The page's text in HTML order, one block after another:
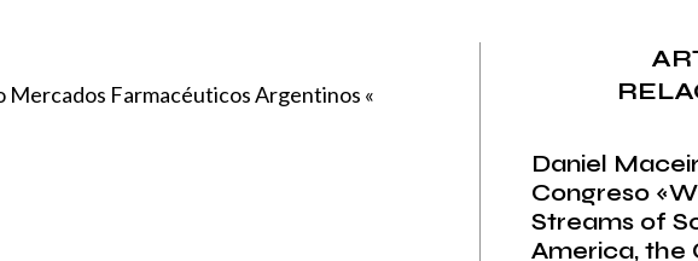
Farmacéuticos Argentinos «
Daniel
Congreso
Streams of
America, the